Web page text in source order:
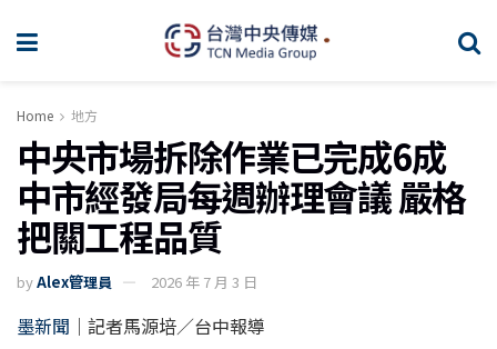
Home 地方
中央市場拆除作業已完成6成
中市經發局每週辦理會議 嚴格
把關工程品質
byAlex管理員 2026 年 7 月 3 日
墨新聞 ｜記者馬源培／台中報導